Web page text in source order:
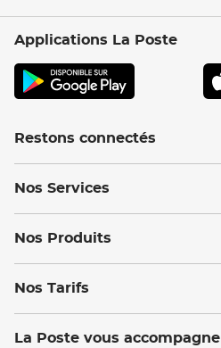
Applications La Poste
Restons connectés
Nos Services
Nos Produits
Nos Tarifs
La Poste vous accompagne